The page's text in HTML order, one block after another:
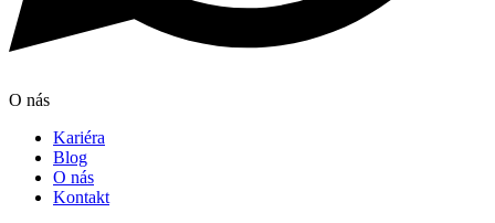
O nás
Kariéra
Blog
O nás
Kontakt